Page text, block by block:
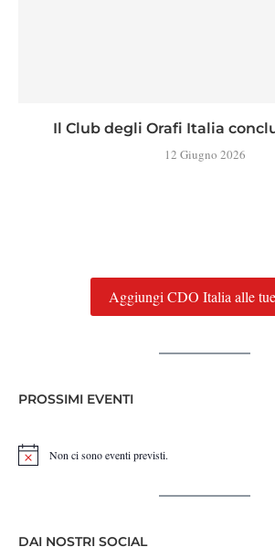
Il Club degli Orafi Italia
12 Giugno 2026
Aggiungi CDO Italia alle
PROSSIMI EVENTI
Notice Non ci sono eventi previsti.
DAI NOSTRI SOCIAL